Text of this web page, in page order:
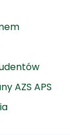
AZS APS